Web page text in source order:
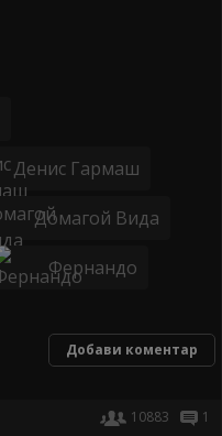
Денис Гармаш
Домагой Вида
Фернандо
Добави коментар
10883 1